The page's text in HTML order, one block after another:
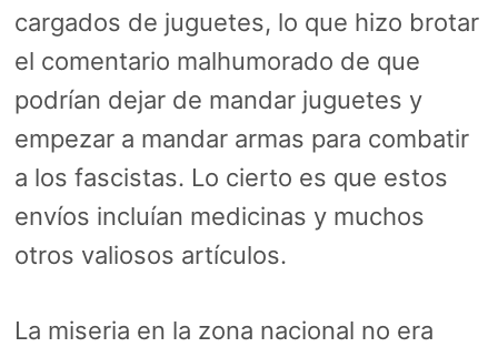
cargados de juguetes, lo que hizo brotar
el comentario malhumorado de que
podrían dejar de mandar juguetes y
empezar a mandar armas para combatir
a los fascistas. Lo cierto es que estos
envíos incluían medicinas y muchos
otros valiosos artículos.
La miseria en la zona nacional no era